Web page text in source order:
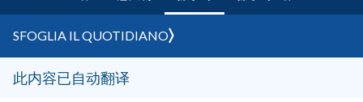
SULCIS IGLESIENTE
MEDIO CAMPIDANO
SFOGLIA IL QUOTIDIANO
此内容已自动翻译